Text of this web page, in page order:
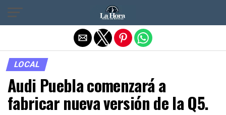
LOCAL
Audi Puebla comenzará a
fabricar nueva versión de la Q5.
Salir de la versión móvil